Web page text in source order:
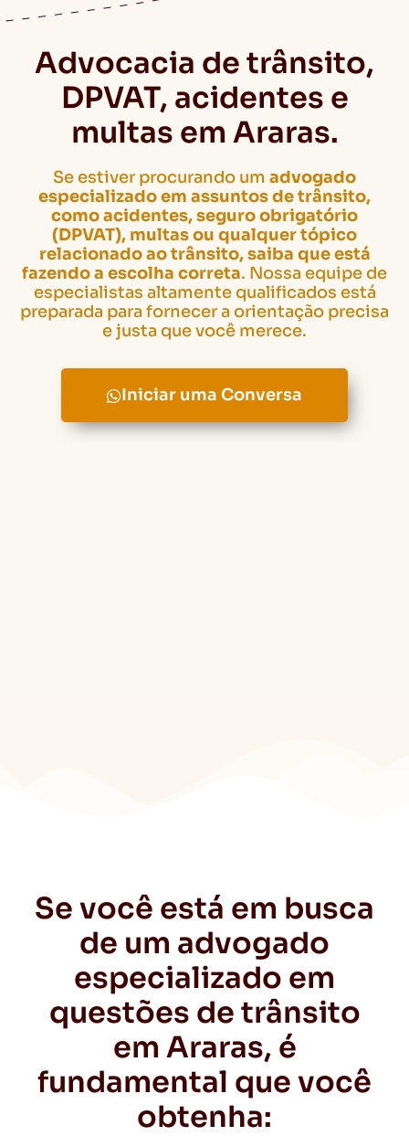
Advocacia de trânsito,
DPVAT, acidentes e
multas em Araras.
Se estiver procurando um advogado
especializado em assuntos de trânsito,
como acidentes, seguro obrigatório
(DPVAT), multas ou qualquer tópico
relacionado ao trânsito, saiba que está
fazendo a escolha correta. Nossa equipe de
especialistas altamente qualificados está
preparada para fornecer a orientação precisa
e justa que você merece.
Iniciar uma Conversa
Se você está em busca
de um advogado
especializado em
questões de trânsito
em Araras, é
fundamental que você
obtenha: